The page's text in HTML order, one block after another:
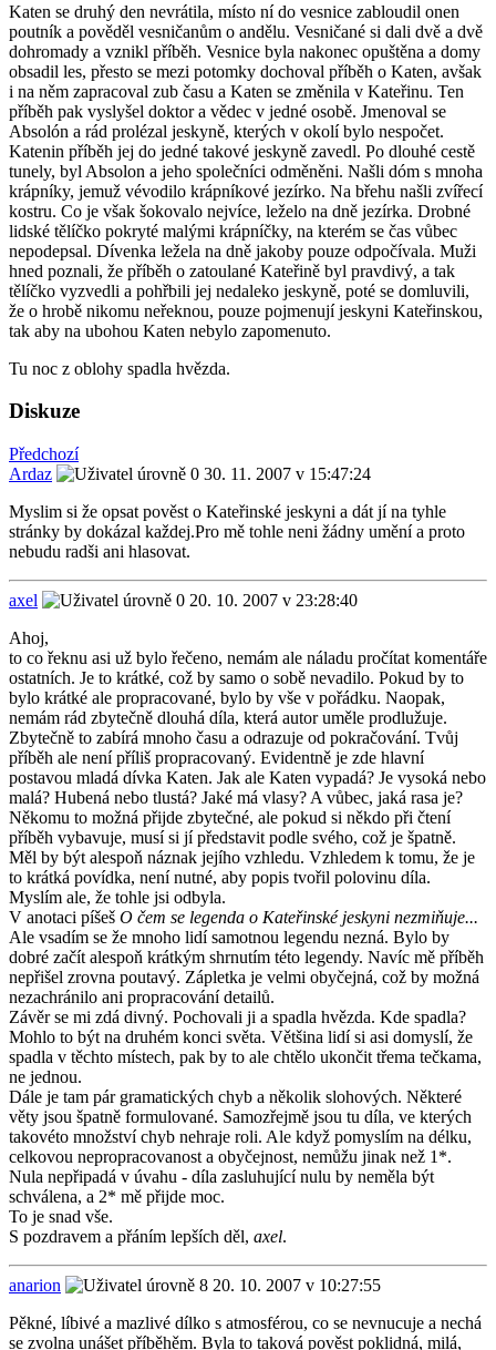
Katen se druhý den nevrátila, místo ní do vesnice zabloudil onen
poutník a pověděl vesničanům o andělu. Vesničané si dali dvě a dvě
dohromady a vznikl příběh. Vesnice byla nakonec opuštěna a domy
obsadil les, přesto se mezi potomky dochoval příběh o Katen, avšak
i na něm zapracoval zub času a Katen se změnila v Kateřinu. Ten
příběh pak vyslyšel doktor a vědec v jedné osobě. Jmenoval se
Absolón a rád prolézal jeskyně, kterých v okolí bylo nespočet.
Katenin příběh jej do jedné takové jeskyně zavedl. Po dlouhé cestě
tunely, byl Absolon a jeho společníci odměněni. Našli dóm s mnoha
krápníky, jemuž vévodilo krápníkové jezírko. Na břehu našli zvířecí
kostru. Co je však šokovalo nejvíce, leželo na dně jezírka. Drobné
lidské tělíčko pokryté malými krápníčky, na kterém se čas vůbec
nepodepsal. Dívenka ležela na dně jakoby pouze odpočívala. Muži
hned poznali, že příběh o zatoulané Kateřině byl pravdivý, a tak
tělíčko vyzvedli a pohřbili jej nedaleko jeskyně, poté se domluvili,
že o hrobě nikomu neřeknou, pouze pojmenují jeskyni Kateřinskou,
tak aby na ubohou Katen nebylo zapomenuto.
Tu noc z oblohy spadla hvězda.
Diskuze
Předchozí
Ardaz
30. 11. 2007 v 15:47:24
Myslim si že opsat pověst o Kateřinské jeskyni a dát jí na tyhle
stránky by dokázal každej.Pro mě tohle neni žádny umění a proto
nebudu radši ani hlasovat.
axel
20. 10. 2007 v 23:28:40
Ahoj,
to co řeknu asi už bylo řečeno, nemám ale náladu pročítat komentáře
ostatních. Je to krátké, což by samo o sobě nevadilo. Pokud by to
bylo krátké ale propracované, bylo by vše v pořádku. Naopak,
nemám rád zbytečně dlouhá díla, která autor uměle prodlužuje.
Zbytečně to zabírá mnoho času a odrazuje od pokračování. Tvůj
příběh ale není příliš propracovaný. Evidentně je zde hlavní
postavou mladá dívka Katen. Jak ale Katen vypadá? Je vysoká nebo
malá? Hubená nebo tlustá? Jaké má vlasy? A vůbec, jaká rasa je?
Někomu to možná přijde zbytečné, ale pokud si někdo při čtení
příběh vybavuje, musí si jí představit podle svého, což je špatně.
Měl by být alespoň náznak jejího vzhledu. Vzhledem k tomu, že je
to krátká povídka, není nutné, aby popis tvořil polovinu díla.
Myslím ale, že tohle jsi odbyla.
V anotaci píšeš O čem se legenda o Kateřinské jeskyni nezmiňuje...
Ale vsadím se že mnoho lidí samotnou legendu nezná. Bylo by
dobré začít alespoň krátkým shrnutím této legendy. Navíc mě příběh
nepřišel zrovna poutavý. Zápletka je velmi obyčejná, což by možná
nezachránilo ani propracování detailů.
Závěr se mi zdá divný. Pochovali ji a spadla hvězda. Kde spadla?
Mohlo to být na druhém konci světa. Většina lidí si asi domyslí, že
spadla v těchto místech, pak by to ale chtělo ukončit třema tečkama,
ne jednou.
Dále je tam pár gramatických chyb a několik slohových. Některé
věty jsou špatně formulované. Samozřejmě jsou tu díla, ve kterých
takovéto množství chyb nehraje roli. Ale když pomyslím na délku,
celkovou nepropracovanost a obyčejnost, nemůžu jinak než 1*.
Nula nepřipadá v úvahu - díla zasluhující nulu by neměla být
schválena, a 2* mě přijde moc.
To je snad vše.
S pozdravem a přáním lepších děl, axel.
anarion
20. 10. 2007 v 10:27:55
Pěkné, líbivé a mazlivé dílko s atmosférou, co se nevnucuje a nechá
se zvolna unášet příběhěm. Byla to taková pověst poklidná, milá,